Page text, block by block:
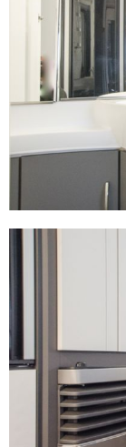
Utilizziamo i
annunci, per
analizzare il
informazioni
nostri partner
pubblicità e
con altre
raccolto dal